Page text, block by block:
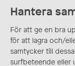
Hantera
För att ge en bra
för att lagra och/
samtycker till
surfbeteende eller